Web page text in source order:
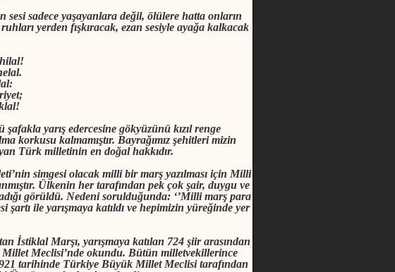
sadece yaşayanlara değil, ölülere hatta onların
yerden fışkıracak, ezan sesiyle ayağa kalkacak
hilal!
yarış edercesine gökyüzünü kızıl renge
korkusu kalmamıştır. Bayrağımız şehitleri mizin
Türk milletinin en doğal hakkıdır.
simgesi olacak milli bir marş yazılması için Milli
Ülkenin her tarafından pek çok şair, duygu ve
görüldü. Nedeni sorulduğunda: ‘’Milli marş para
şartı ile yarışmaya katıldı ve hepimizin yüreğinde yer
İstiklal Marşı, yarışmaya katılan 724 şiir arasından
Meclisi’nde okundu. Bütün milletvekillerince
tarihinde Türkiye Büyük Millet Meclisi tarafından